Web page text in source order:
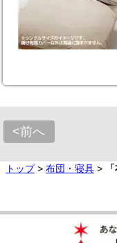
<前へ
トップ> 布団・寝具 >